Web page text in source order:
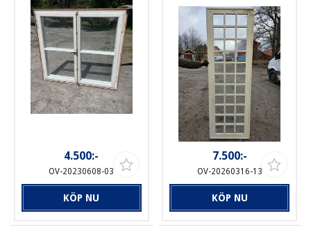
4.500:-
OV-20230608-03
KÖP NU
7.500:-
OV-20260316-13
KÖP NU